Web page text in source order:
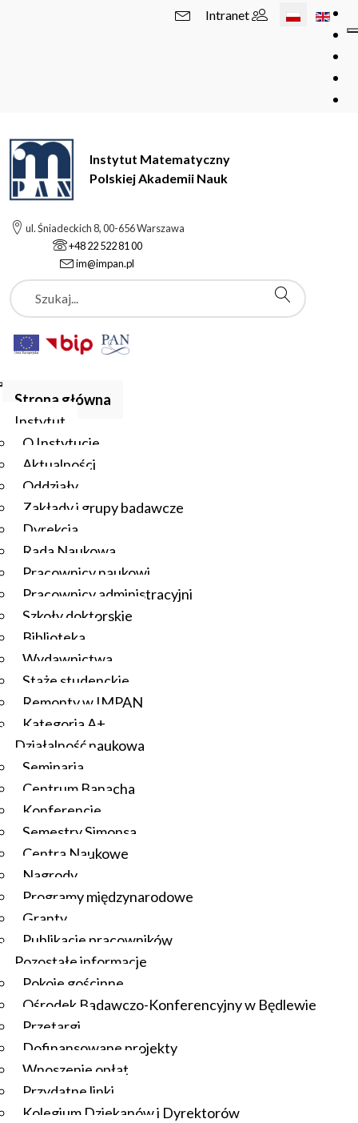
Wybierz swój
Intranet
Instytut Matematyczny
Polskiej Akademii Nauk
ul. Śniadeckich 8, 00-656 Warszawa
+48 22 522 81 00
im@impan.pl
Szukaj
Strona główna
Instytut
O Instytucie
Aktualności
Oddziały
Zakłady i grupy badawcze
Dyrekcja
Rada Naukowa
Pracownicy naukowi
Pracownicy administracyjni
Szkoły doktorskie
Biblioteka
Wydawnictwa
Staże studenckie
Remonty w IMPAN
Kategoria A+
Działalność naukowa
Seminaria
Centrum Banacha
Konferencje
Semestry Simonsa
Centra Naukowe
Nagrody
Programy międzynarodowe
Granty
Publikacje pracowników
Pozostałe informacje
Pokoje gościnne
Ośrodek Badawczo-Konferencyjny w Będlewie
Przetargi
Dofinansowane projekty
Wnoszenie opłat
Przydatne linki
Kolegium Dziekanów i Dyrektorów